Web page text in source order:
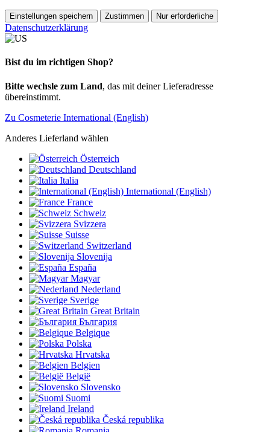
Einstellungen speichern Zustimmen Nur erforderliche
Datenschutzerklärung
Bist du im richtigen Shop?
Bitte wechsle zum Land, das mit deiner Lieferadresse
übereinstimmt.
Zu Cosmeterie International (English)
Anderes Lieferland wählen
Österreich
Deutschland
Italia
International (English)
France
Schweiz
Svizzera
Suisse
Switzerland
Slovenija
España
Magyar
Nederland
Sverige
Great Britain
България
Belgique
Polska
Hrvatska
Belgien
België
Slovensko
Suomi
Ireland
Česká republika